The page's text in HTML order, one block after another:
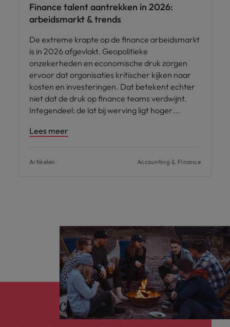
Finance talent aantrekken in 2026:
arbeidsmarkt & trends
De extreme krapte op de finance arbeidsmarkt
is in 2026 afgevlakt. Geopolitieke
onzekerheden en economische druk zorgen
ervoor dat organisaties kritischer kijken naar
kosten en investeringen. Dat betekent echter
niet dat de druk op finance teams verdwijnt.
Integendeel: de lat bij werving ligt hoger
Lees meer
Artikelen Accounting & Finance